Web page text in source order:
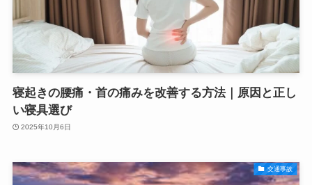
寝起きの腰痛・首の痛みを改善する方法｜原因と正し
い寝具選び
2025年10月6日
交通事故